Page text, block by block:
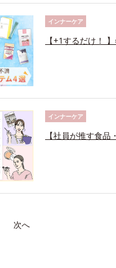
インナーケア
【+1するだけ！
インナーケア
【社員が推す食
次へ